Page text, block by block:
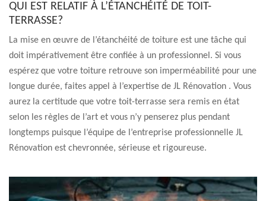
QUI EST RELATIF À L’ÉTANCHÉITÉ DE TOIT-
TERRASSE?
La mise en œuvre de l’étanchéité de toiture est une tâche qui
doit impérativement être confiée à un professionnel. Si vous
espérez que votre toiture retrouve son imperméabilité pour une
longue durée, faites appel à l’expertise de JL Rénovation . Vous
aurez la certitude que votre toit-terrasse sera remis en état
selon les règles de l’art et vous n’y penserez plus pendant
longtemps puisque l’équipe de l’entreprise professionnelle JL
Rénovation est chevronnée, sérieuse et rigoureuse.